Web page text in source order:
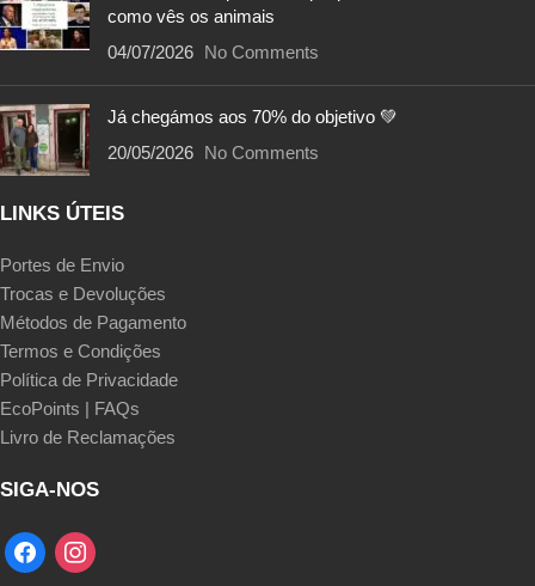
como vês os animais
04/07/2026 No Comments
Já chegámos aos 70% do objetivo 💚
20/05/2026 No Comments
LINKS ÚTEIS
Portes de Envio
Trocas e Devoluções
Métodos de Pagamento
Termos e Condições
Política de Privacidade
EcoPoints | FAQs
Livro de Reclamações
SIGA-NOS